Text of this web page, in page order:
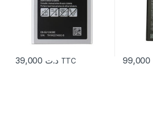
د.ت TTC